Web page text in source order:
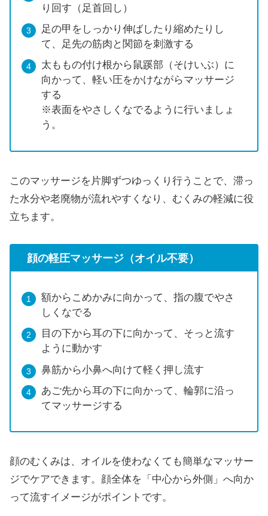
り回す（足首回し）
足の甲をしっかり伸ばしたり縮めたりし
て、足先の筋肉と関節を刺激する
太ももの付け根から鼠蹊部（そけいぶ）に
向かって、軽い圧をかけながらマッサージ
する
※表面をやさしくなでるように行いましょ
う。
このマッサージを片脚ずつゆっくり行うことで、滞っ
た水分や老廃物が流れやすくなり、むくみの軽減に役
立ちます。
顔の軽圧マッサージ（オイル不要）
額からこめかみに向かって、指の腹でやさ
しくなでる
目の下から耳の下に向かって、そっと流す
ように動かす
鼻筋から小鼻へ向けて軽く押し流す
あご先から耳の下に向かって、輪郭に沿っ
てマッサージする
顔のむくみは、オイルを使わなくても簡単なマッサー
ジでケアできます。顔全体を「中心から外側」へ向か
って流すイメージがポイントです。